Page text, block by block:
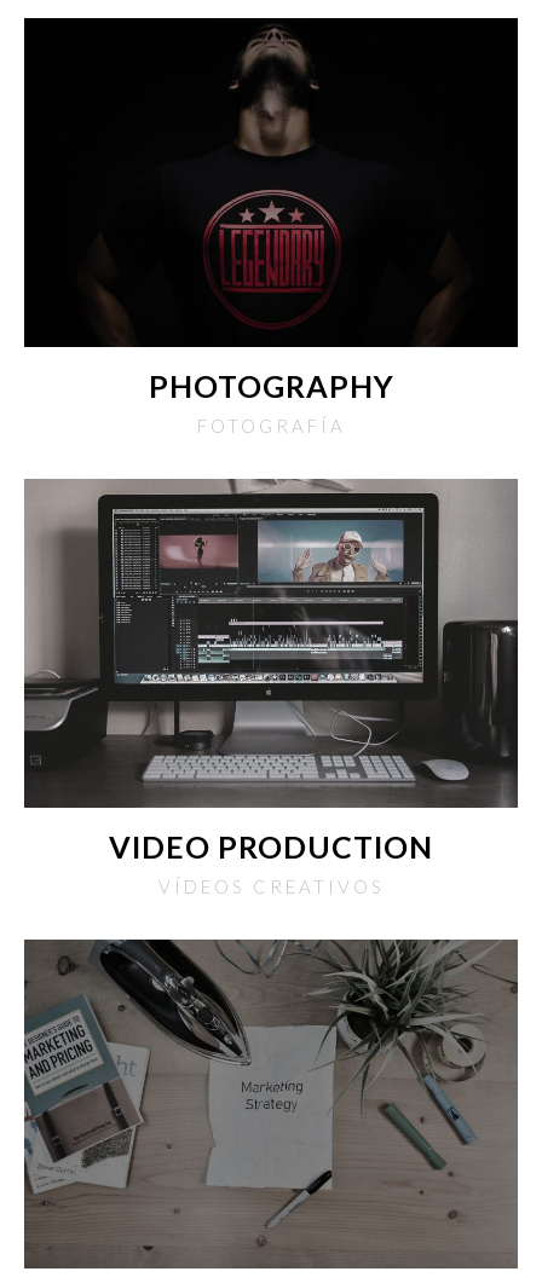
PHOTOGRAPHY
FOTOGRAFÍA
VIDEO PRODUCTION
VÍDEOS CREATIVOS